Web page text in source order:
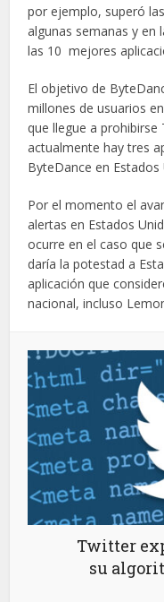
por ejemplo, superó
algunas semanas y en
las 10 mejores
El objetivo de
millones de usuarios
que llegue a
actualmente hay tres
ByteDance en Estados
Por el momento el
alertas en Estados
ocurre en el caso que
daría la potestad a
aplicación que
nacional, incluso
Twitter
su